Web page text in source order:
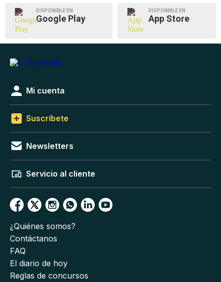
DISPONIBLE EN
Google Play
DISPONIBLE EN
App Store
Mi cuenta
Suscríbete
Newsletters
Servicio al cliente
¿Quiénes somos?
Contáctanos
FAQ
El diario de hoy
Reglas de concursos